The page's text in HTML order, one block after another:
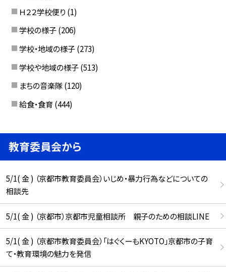
Ｈ２２学校便り (1)
学校の様子 (206)
学校・地域の様子 (273)
学校や地域の様子 (513)
まちの音楽隊 (120)
給食・食育 (444)
教育委員会から
5/1( 金 ) （京都市教育委員会）いじめ・暴力行為などについての
相談先
5/1( 金 ) （京都市）京都市児童相談所 親子のための相談LINE
5/1( 金 ) （京都市教育委員会）「はぐくーもKYOTO」京都市の子育
て・教育環境の魅力を発信